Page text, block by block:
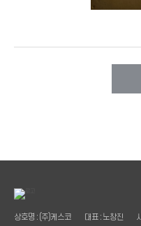
상호명 : (주)케스코 대표 : 노창진